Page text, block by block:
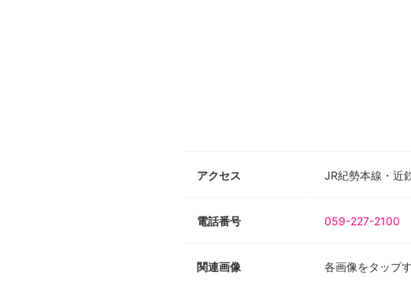
アクセス JR紀勢本線・近
電話番号 059-227-2100
関連画像 各画像をタップ